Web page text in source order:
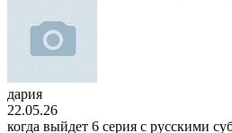
дария
22.05.26
когда выйдет 6 серия с русскими